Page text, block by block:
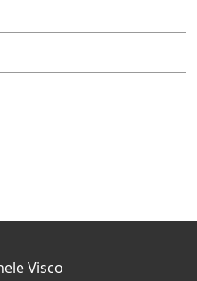
Visco